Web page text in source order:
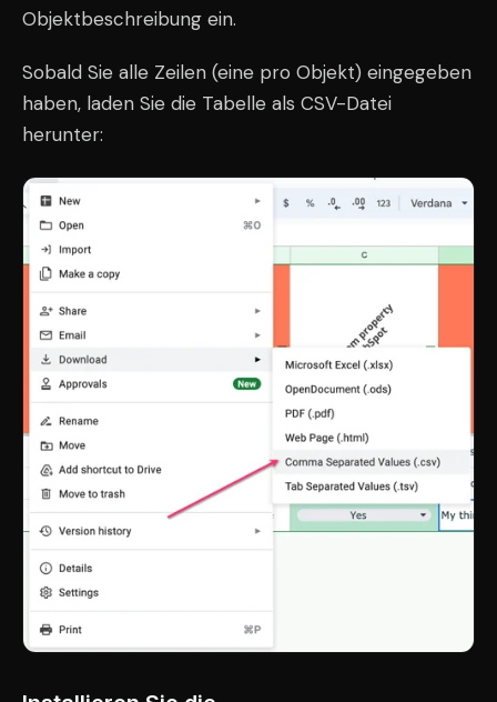
Objektbeschreibung ein.
Sobald Sie alle Zeilen (eine pro Objekt) eingegeben
haben, laden Sie die Tabelle als CSV-Datei
herunter: